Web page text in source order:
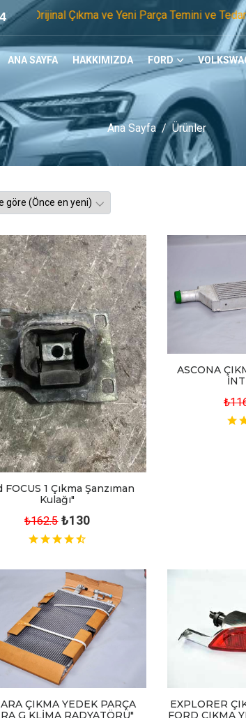
Çıkma ve Yeni Parça Temini ve Tedariğinde
ANA SAYFA HAKKIMIZDA FORD
Ana Sayfa Ürünler
FOCUS 1 Çıkma Şanzıman
Kulağı"
₺162.5 ₺130
ASCONA
ÇIKMA YEDEK PARÇA
G KLİMA RADYATÖRÜ"
EXPLORER
FORD CIKMA